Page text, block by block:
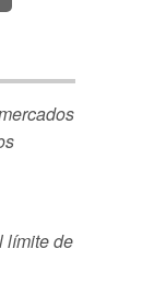
límite de